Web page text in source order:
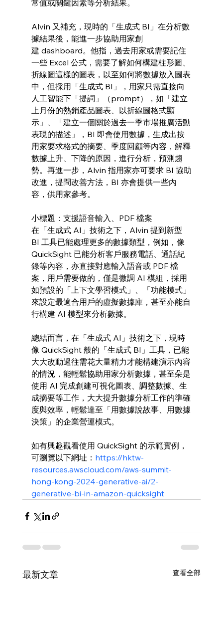
常值或關鍵因素等分析結果。
Alvin 又補充，現時的「生成式 BI」在分析數
據結果後，能進一步協助用家創
建 dashboard。他指，過去用家或需要記住
一些 Excel 公式，需要了解如何構建柱形圖、
折線圖這樣的圖表，以至如何將數據放入圖表
中，但採用「生成式 BI」，用家只需直接向
人工智能下「提詞」（prompt），如「建立
上月份的熱銷產品圖表、以折線圖格式顯
示」、「建立一個關於過去一季市場推廣活動
表現的描述」，BI 即會使用數據，生成出按
用家要求格式的摘要、季度回顧等內容，解釋
數據上升、下降的原因，進行分析，預測趨
勢。再進一步，Alvin 指用家亦可要求 BI 協助
改進，提問改善方法，BI 亦會提供一些內
容，供用家參考。
小標題：支援語音輸入、PDF 檔案
在「生成式 AI」技術之下，Alvin 提到新型
BI 工具已能處理更多的數據類型，例如，像
QuickSight 已能分析客戶服務電話、通話紀
錄等內容，亦直接對應輸入語音或 PDF 檔
案，用戶需要做的，僅是微調 AI 模組，採用
如預設的「上下文學習模式」、「功能模式」
來設定最適合用戶的虛擬數據庫，甚至亦能自
行構建 AI 模型來分析數據。
總結而言，在「生成式 AI」技術之下，現時
像 QuickSight 般的「生成式 BI」工具，已能
大大改動過往需花大量精力才能構建演示內容
的情況，能輕鬆協助用家分析數據，甚至朵是
使用 AI 完成創建可視化圖表、調整數據、生
成摘要等工作，大大提升數據分析工作的準確
度與效率，輕鬆達至「用數據說故事、用數據
決策」的企業營運模式。
如有興趣觀看使用 QuickSight 的示範實例，
可瀏覽以下網址： https://hktw-
resources.awscloud.com/aws-summit-
hong-kong-2024-generative-ai/2-
generative-bi-in-amazon-quicksight
最新文章 查看全部